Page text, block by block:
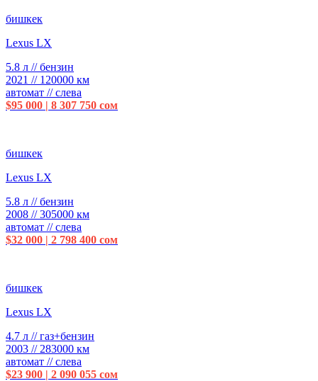
бишкек
Lexus LX
5.8 л // бензин
2021 // 120000 км
автомат // слева
$95 000 | 8 307 750 сом
бишкек
Lexus LX
5.8 л // бензин
2008 // 305000 км
автомат // слева
$32 000 | 2 798 400 сом
бишкек
Lexus LX
4.7 л // газ+бензин
2003 // 283000 км
автомат // слева
$23 900 | 2 090 055 сом